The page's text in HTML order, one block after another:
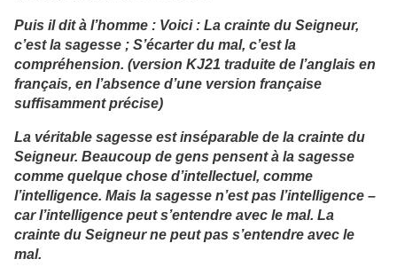
Puis il dit à l’homme : Voici : La crainte du Seigneur,
c’est la sagesse ; S’écarter du mal, c’est la
compréhension. (version KJ21 traduite de l’anglais en
français, en l’absence d’une version française
suffisamment précise)
La véritable sagesse est inséparable de la crainte du
Seigneur. Beaucoup de gens pensent à la sagesse
comme quelque chose d’intellectuel, comme
l’intelligence. Mais la sagesse n’est pas l’intelligence –
car l’intelligence peut s’entendre avec le mal. La
crainte du Seigneur ne peut pas s’entendre avec le
mal.